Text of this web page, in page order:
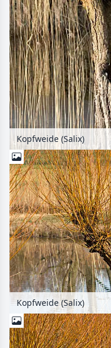
Kopfweide (Salix)
Kopfweide (Salix)